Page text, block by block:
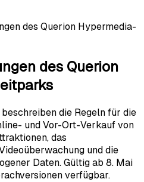
des Querion Hypermedia-
des Querion
die Regeln für die
und Vor-Ort-Verkauf von
das
und die
Daten. Gültig ab 8. Mai
verfügbar.